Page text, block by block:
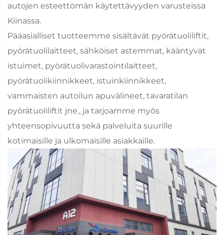
autojen esteettömän käytettävyyden varusteissa
Kiinassa.
Pääasialliset tuotteemme sisältävät pyörätuoliliftit,
pyörätuolilaitteet, sähköiset astemmat, kääntyvät
istuimet, pyörätuolivarastointilaitteet,
pyörätuolikiinnikkeet, istuinkiinnikkeet,
vammaisten autoilun apuvälineet, tavaratilan
pyörätuoliliftit jne., ja tarjoamme myös
yhteensopivuutta sekä palveluita suurille
kotimaisille ja ulkomaisille asiakkaille.